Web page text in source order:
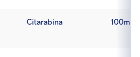
Citarabina 100mg/